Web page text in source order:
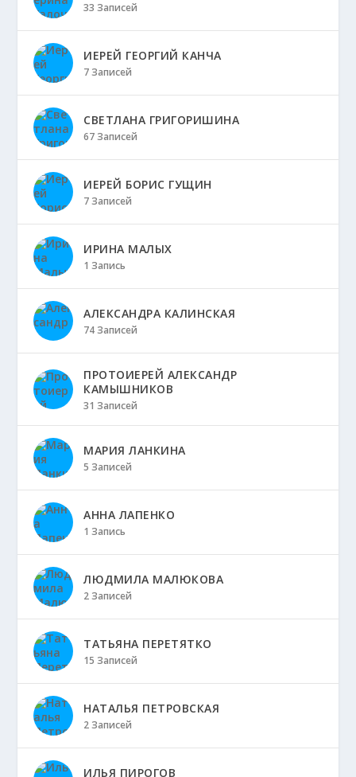
33 Записей
ИЕРЕЙ ГЕОРГИЙ КАНЧА
7 Записей
СВЕТЛАНА ГРИГОРИШИНА
67 Записей
ИЕРЕЙ БОРИС ГУЩИН
7 Записей
ИРИНА МАЛЫХ
1 Запись
АЛЕКСАНДРА КАЛИНСКАЯ
74 Записей
ПРОТОИЕРЕЙ АЛЕКСАНДР
КАМЫШНИКОВ
31 Записей
МАРИЯ ЛАНКИНА
5 Записей
АННА ЛАПЕНКО
1 Запись
ЛЮДМИЛА МАЛЮКОВА
2 Записей
ТАТЬЯНА ПЕРЕТЯТКО
15 Записей
НАТАЛЬЯ ПЕТРОВСКАЯ
2 Записей
ИЛЬЯ ПИРОГОВ